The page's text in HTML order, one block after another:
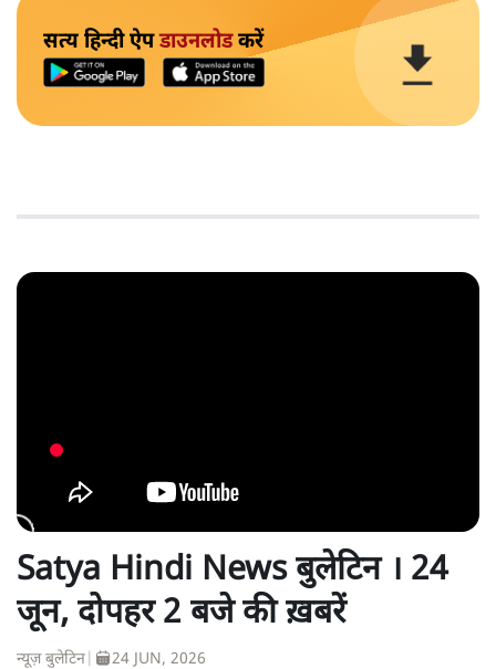
सत्य हिन्दी ऐपडाउनलोडकरें
Satya Hindi News बुलेटिन । 24
जून, दोपहर 2 बजे की ख़बरें
न्यूज़ बुलेटिन 24 JUN, 2026